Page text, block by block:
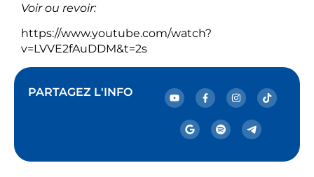
Voir ou revoir:
https://www.youtube.com/watch?
v=LVVE2fAuDDM&t=2s
PARTAGEZ L'INFO